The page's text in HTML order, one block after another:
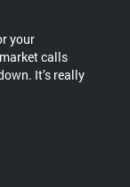
your
calls
It’s really